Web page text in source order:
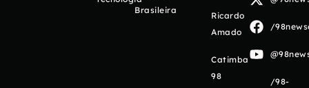
Brasileira
Ricardo
Amado
Catimba
98
/
/98-